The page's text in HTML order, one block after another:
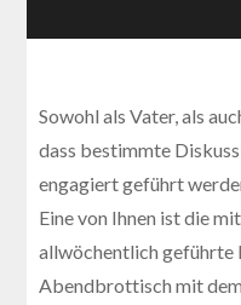
Sowohl als Vater, als
dass bestimmte
engagiert geführt
Eine von Ihnen ist die
allwöchentlich geführte
Abendbrottisch mit